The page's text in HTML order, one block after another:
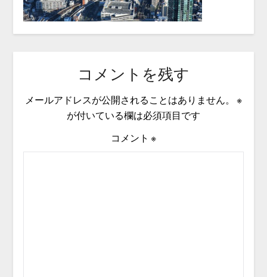
コメントを残す
メールアドレスが公開されることはありません。
※
が付いている欄は必須項目です
コメント ※